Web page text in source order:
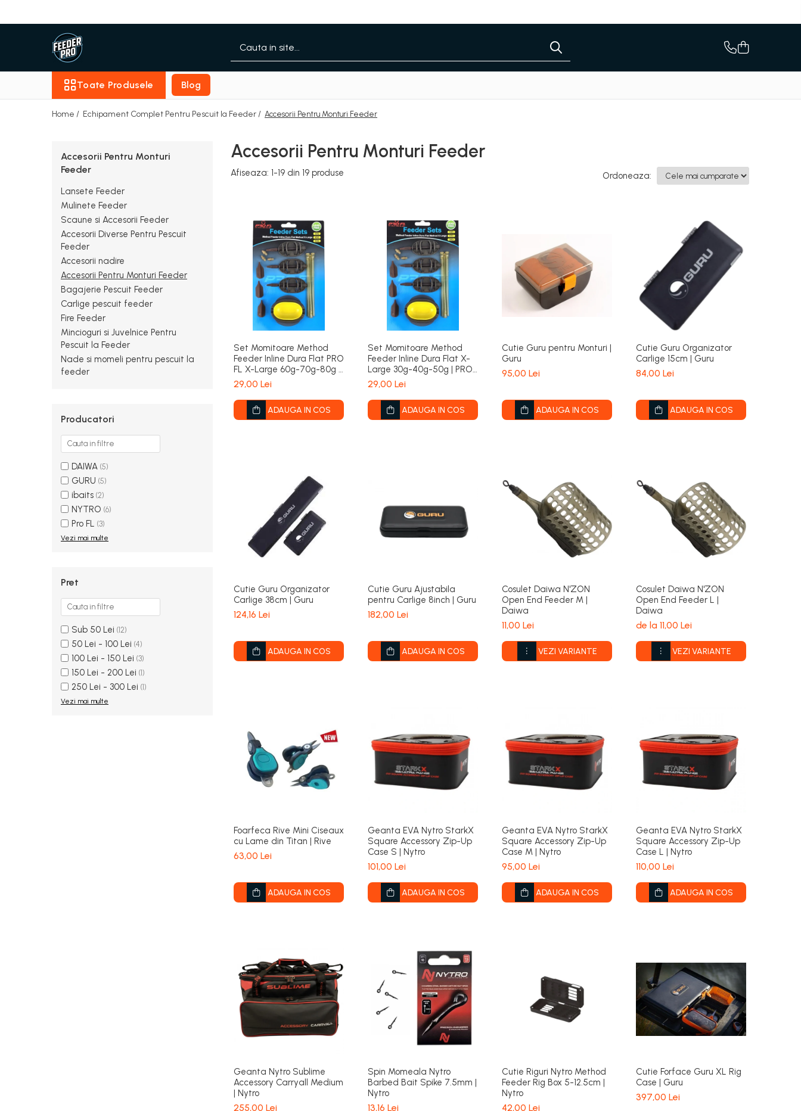
Toate Produsele
Mincioguri si Juvelnice
Accesorii Nadire
Nade si Momeli
Accesorii Monturi
Toate Produsele Blog
Home / Echipament Complet Pentru Pescuit la Feeder / Accesorii Pentru Monturi Feeder
Accesorii Pentru Monturi Feeder
Accesorii Pentru Monturi
Feeder
Lansete Feeder
Mulinete Feeder
Scaune si Accesorii Feeder
Accesorii Diverse Pentru Pescuit
Feeder
Accesorii nadire
Accesorii Pentru Monturi Feeder
Bagajerie Pescuit Feeder
Carlige pescuit feeder
Fire Feeder
Mincioguri si Juvelnice Pentru
Pescuit la Feeder
Nade si momeli pentru pescuit la
feeder
Producatori
DAIWA (5)
GURU (5)
ibaits (2)
NYTRO (6)
Pro FL (3)
Vezi mai multe
Pret
Sub 50 Lei (12)
50 Lei - 100 Lei (4)
100 Lei - 150 Lei (3)
150 Lei - 200 Lei (1)
250 Lei - 300 Lei (1)
Vezi mai multe
Afiseaza: 1-19 din 19 produse Ordoneaza:
Set Momitoare Method
Feeder Inline Dura Flat PRO
FL X-Large 60g-70g-80g |
PRO FL
29,00 Lei
ADAUGA IN COS
Set Momitoare Method
Feeder Inline Dura Flat X-
Large 30g-40g-50g | PRO
FL
29,00 Lei
ADAUGA IN COS
Cutie Guru pentru Monturi |
Guru
95,00 Lei
ADAUGA IN COS
Cutie Guru Organizator
Carlige 15cm | Guru
84,00 Lei
ADAUGA IN COS
Cutie Guru Organizator
Carlige 38cm | Guru
124,16 Lei
ADAUGA IN COS
Cutie Guru Ajustabila
pentru Carlige 8inch | Guru
182,00 Lei
ADAUGA IN COS
Cosulet Daiwa N'ZON
Open End Feeder M |
Daiwa
11,00 Lei
VEZI VARIANTE
Cosulet Daiwa N'ZON
Open End Feeder L |
Daiwa
de la 11,00 Lei
VEZI VARIANTE
Foarfeca Rive Mini Ciseaux
cu Lame din Titan | Rive
63,00 Lei
ADAUGA IN COS
Geanta EVA Nytro StarkX
Square Accessory Zip-Up
Case S | Nytro
101,00 Lei
ADAUGA IN COS
Geanta EVA Nytro StarkX
Square Accessory Zip-Up
Case M | Nytro
95,00 Lei
ADAUGA IN COS
Geanta EVA Nytro StarkX
Square Accessory Zip-Up
Case L | Nytro
110,00 Lei
ADAUGA IN COS
Geanta Nytro Sublime
Accessory Carryall Medium
| Nytro
255,00 Lei
Spin Momeala Nytro
Barbed Bait Spike 7.5mm |
Nytro
13,16 Lei
Cutie Riguri Nytro Method
Feeder Rig Box 5-12.5cm |
Nytro
42,00 Lei
Cutie Forface Guru XL Rig
Case | Guru
397,00 Lei